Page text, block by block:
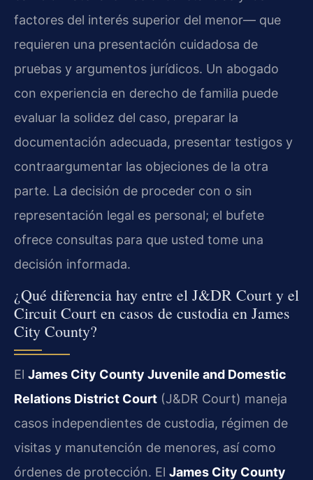
factores del interés superior del menor— que
requieren una presentación cuidadosa de
pruebas y argumentos jurídicos. Un abogado
con experiencia en derecho de familia puede
evaluar la solidez del caso, preparar la
documentación adecuada, presentar testigos y
contraargumentar las objeciones de la otra
parte. La decisión de proceder con o sin
representación legal es personal; el bufete
ofrece consultas para que usted tome una
decisión informada.
¿Qué diferencia hay entre el J&DR Court y el
Circuit Court en casos de custodia en James
City County?
El James City County Juvenile and Domestic
Relations District Court (J&DR Court) maneja
casos independientes de custodia, régimen de
visitas y manutención de menores, así como
órdenes de protección. El James City County